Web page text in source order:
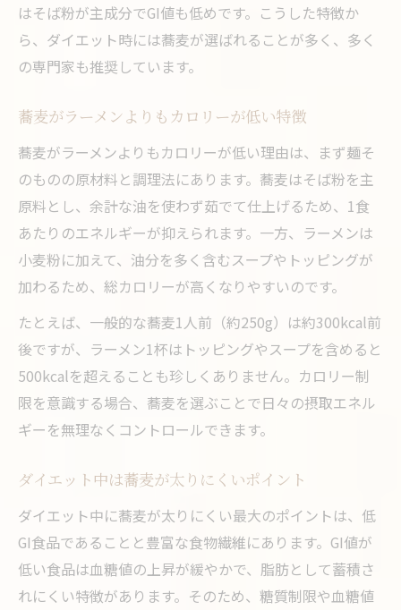
はそば粉が主成分でGI値も低めです。こうした特徴か
ら、ダイエット時には蕎麦が選ばれることが多く、多く
の専門家も推奨しています。
蕎麦がラーメンよりもカロリーが低い特徴
蕎麦がラーメンよりもカロリーが低い理由は、まず麺そ
のものの原材料と調理法にあります。蕎麦はそば粉を主
原料とし、余計な油を使わず茹でて仕上げるため、1食
あたりのエネルギーが抑えられます。一方、ラーメンは
小麦粉に加えて、油分を多く含むスープやトッピングが
加わるため、総カロリーが高くなりやすいのです。
たとえば、一般的な蕎麦1人前（約250g）は約300kcal前
後ですが、ラーメン1杯はトッピングやスープを含めると
500kcalを超えることも珍しくありません。カロリー制
限を意識する場合、蕎麦を選ぶことで日々の摂取エネル
ギーを無理なくコントロールできます。
ダイエット中は蕎麦が太りにくいポイント
ダイエット中に蕎麦が太りにくい最大のポイントは、低
GI食品であることと豊富な食物繊維にあります。GI値が
低い食品は血糖値の上昇が緩やかで、脂肪として蓄積さ
れにくい特徴があります。そのため、糖質制限や血糖値